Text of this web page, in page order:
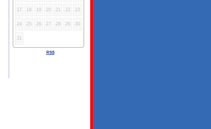
17 18 19 20 21 22 23
24 25 26 27 28 29 30
31
RSS